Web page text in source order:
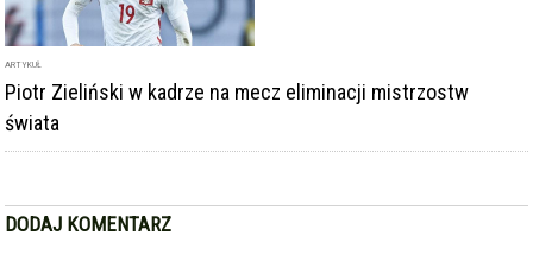
ARTYKUŁ
Piotr Zieliński w kadrze na mecz eliminacji mistrzostw
świata
DODAJ KOMENTARZ